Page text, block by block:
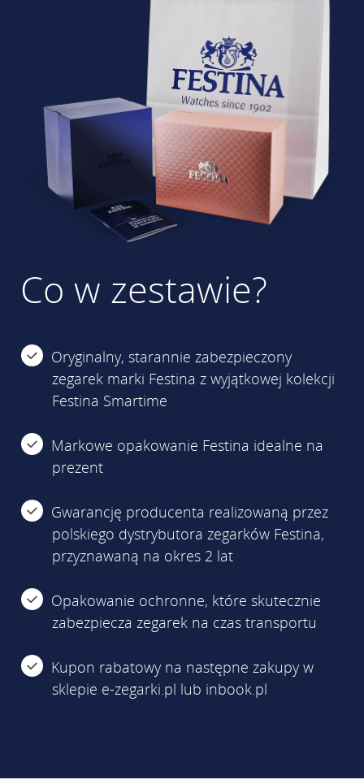
Co w zestawie?
Oryginalny, starannie zabezpieczony
zegarek marki Festina z wyjątkowej kolekcji
Festina Smartime
Markowe opakowanie Festina idealne na
prezent
Gwarancję producenta realizowaną przez
polskiego dystrybutora zegarków Festina,
przyznawaną na okres 2 lat
Opakowanie ochronne, które skutecznie
zabezpiecza zegarek na czas transportu
Kupon rabatowy na następne zakupy w
sklepie e-zegarki.pl lub inbook.pl